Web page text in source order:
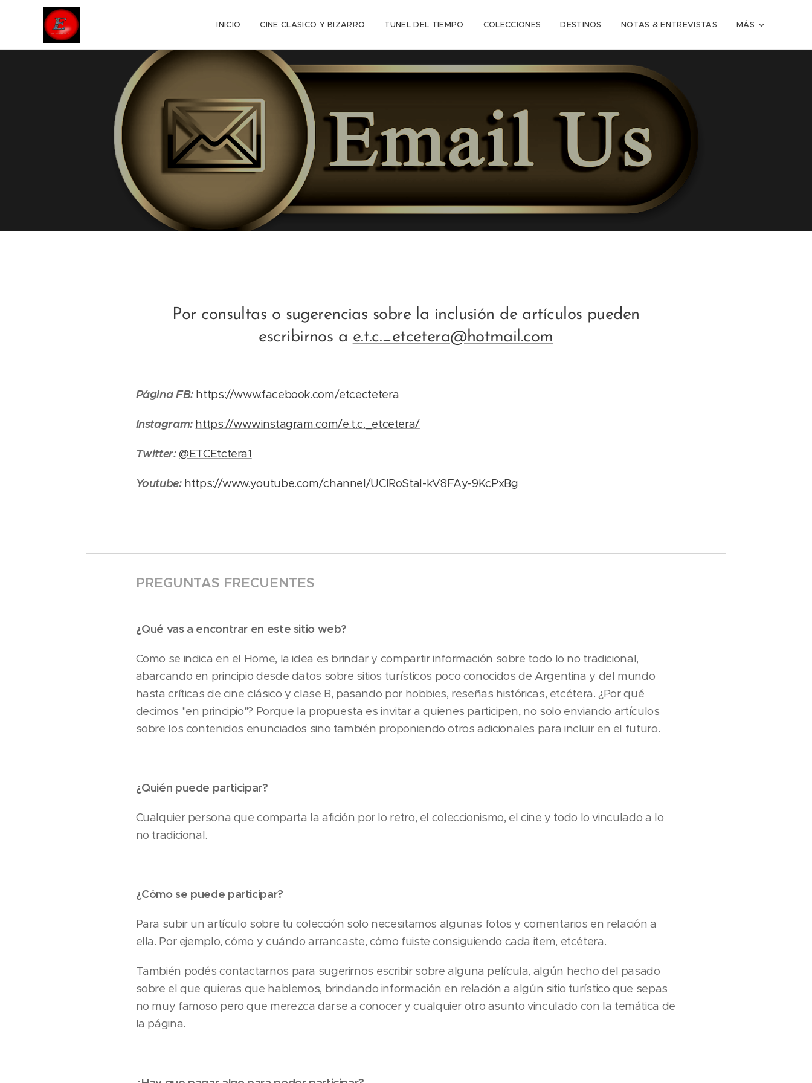
INICIO CINE CLASICO Y BIZARRO TUNEL DEL TIEMPO COLECCIONES DESTINOS NOTAS & ENTREVISTAS MÁS
Por consultas o sugerencias sobre la inclusión de artículos pueden
escribirnos a e.t.c._etcetera@hotmail.com
Página FB: https://www.facebook.com/etcectetera
Instagram: https://www.instagram.com/e.t.c._etcetera/
Twitter: @ETCEtctera1
Youtube: https://www.youtube.com/channel/UClRoStaI-kV8FAy-9KcPxBg
PREGUNTAS FRECUENTES
¿Qué vas a encontrar en este sitio web?
Como se indica en el Home, la idea es brindar y compartir información sobre todo lo no tradicional,
abarcando en principio desde datos sobre sitios turísticos poco conocidos de Argentina y del mundo
hasta críticas de cine clásico y clase B, pasando por hobbies, reseñas históricas, etcétera. ¿Por qué
decimos "en principio"? Porque la propuesta es invitar a quienes participen, no solo enviando artículos
sobre los contenidos enunciados sino también proponiendo otros adicionales para incluir en el futuro.
¿Quién puede participar?
Cualquier persona que comparta la afición por lo retro, el coleccionismo, el cine y todo lo vinculado a lo
no tradicional.
¿Cómo se puede participar?
Para subir un artículo sobre tu colección solo necesitamos algunas fotos y comentarios en relación a
ella. Por ejemplo, cómo y cuándo arrancaste, cómo fuiste consiguiendo cada item, etcétera.
También podés contactarnos para sugerirnos escribir sobre alguna película, algún hecho del pasado
sobre el que quieras que hablemos, brindando información en relación a algún sitio turístico que sepas
no muy famoso pero que merezca darse a conocer y cualquier otro asunto vinculado con la temática de
la página.